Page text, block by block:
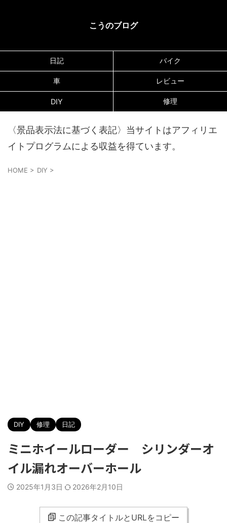
こうのブログ
日記 バイク
車 レビュー
DIY 修理
〈景品表示法に基づく表記〉当サイトはアフィリエ
イトプログラムによる収益を得ています。
HOME > DIY >
DIY 修理 日記
ミニホイールローダー シリンダーオ
イル漏れオーバーホール
2025年1月3日 2026年2月10日
この記事タイトルとURLをコピー